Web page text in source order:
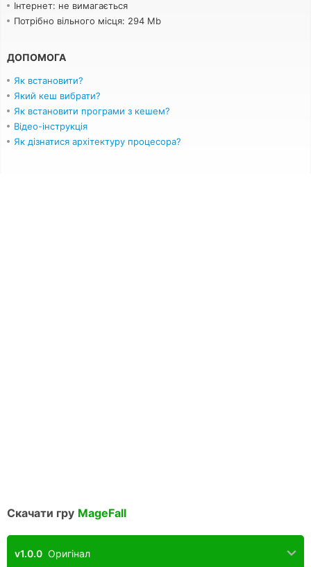
Інтернет: не вимагається
Потрібно вільного місця: 294 Mb
ДОПОМОГА
Як встановити?
Який кеш вибрати?
Як встановити програми з кешем?
Відео-інструкція
Як дізнатися архітектуру процесора?
Скачати гру MageFall
v1.0.0 Оригінал